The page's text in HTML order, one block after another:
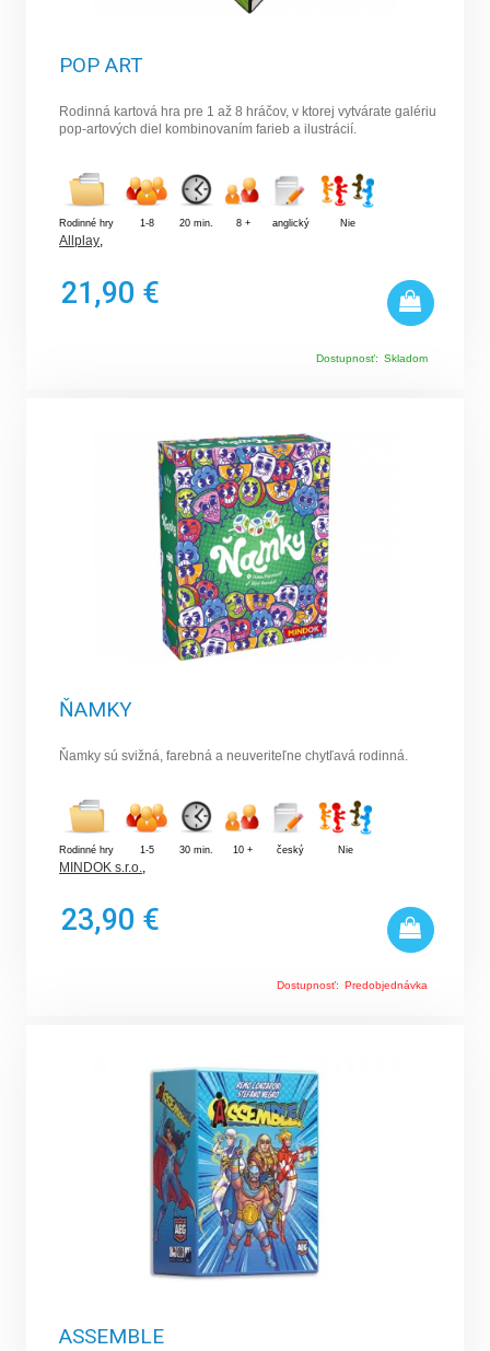
POP ART
Rodinná kartová hra pre 1 až 8 hráčov, v ktorej vytvárate galériu
pop-artových diel kombinovaním farieb a ilustrácií.
Rodinné hry 1-8 20 min. 8 + anglický Nie
Allplay,
21,90 €
Dostupnosť: Skladom
ŇAMKY
Ňamky sú svižná, farebná a neuveriteľne chytľavá rodinná.
Rodinné hry 1-5 30 min. 10 + český Nie
MINDOK s.r.o.,
23,90 €
Dostupnosť: Predobjednávka
ASSEMBLE